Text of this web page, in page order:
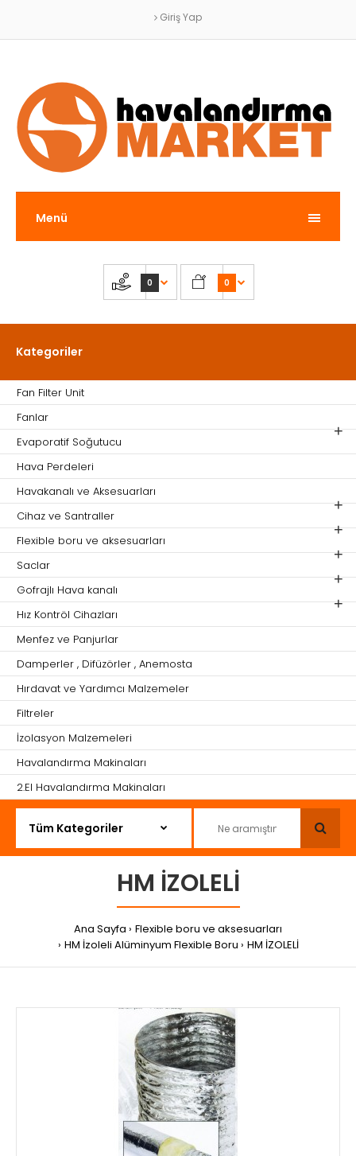
Giriş Yap
Menü
0 0
Kategoriler
Fan Filter Unit
Fanlar
Evaporatif Soğutucu
Hava Perdeleri
Havakanalı ve Aksesuarları
Cihaz ve Santraller
Flexible boru ve aksesuarları
Saclar
Gofrajlı Hava kanalı
Hız Kontröl Cihazları
Menfez ve Panjurlar
Damperler , Difüzörler , Anemosta
Hırdavat ve Yardımcı Malzemeler
Filtreler
İzolasyon Malzemeleri
Havalandırma Makinaları
2.El Havalandırma Makinaları
HM İZOLELİ
Ana Sayfa
Flexible boru ve aksesuarları
HM İzoleli Alüminyum Flexible Boru
HM İZOLELİ